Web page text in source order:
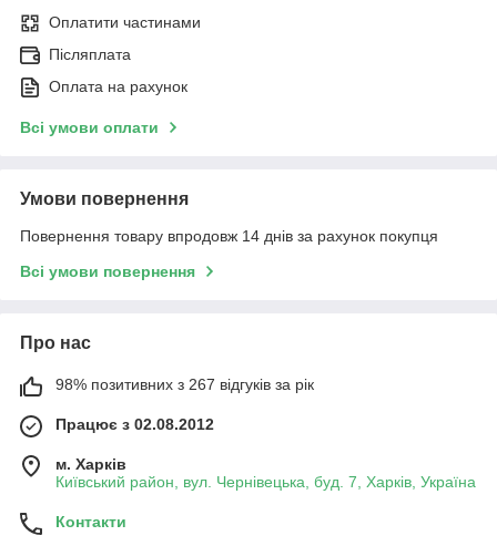
Оплатити частинами
Післяплата
Оплата на рахунок
Всі умови оплати
Умови повернення
Повернення товару впродовж 14 днів за рахунок покупця
Всі умови повернення
Про нас
98% позитивних з 267 відгуків за рік
Працює з 02.08.2012
м. Харків
Київський район, вул. Чернівецька, буд. 7, Харків, Україна
Контакти